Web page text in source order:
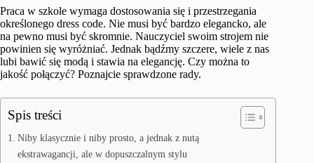
Praca w szkole wymaga dostosowania się i przestrzegania
określonego dress code. Nie musi być bardzo elegancko, ale
na pewno musi być skromnie. Nauczyciel swoim strojem nie
powinien się wyróżniać. Jednak bądźmy szczere, wiele z nas
lubi bawić się modą i stawia na elegancję. Czy można to
jakość połączyć? Poznajcie sprawdzone rady.
Spis treści
Niby klasycznie i niby prosto, a jednak z nutą
ekstrawagancji, ale w dopuszczalnym stylu